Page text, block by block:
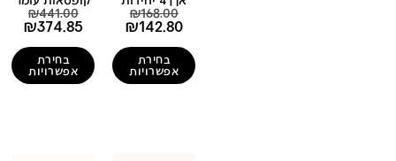
₪
₪
בחירת
אפשרויות
₪
₪ 374.85
בחירת
אפשרויות